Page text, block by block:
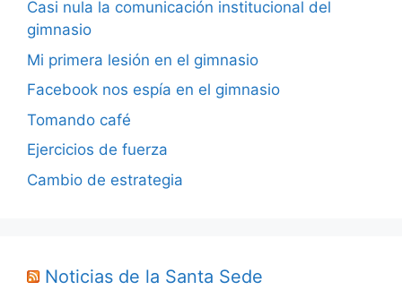
Casi nula la comunicación institucional del
gimnasio
Mi primera lesión en el gimnasio
Facebook nos espía en el gimnasio
Tomando café
Ejercicios de fuerza
Cambio de estrategia
Noticias de la Santa Sede